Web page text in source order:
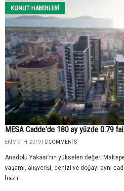
KONUT HABERLERI
MESA Cadde'de 180 ay yüzde 0.79
EKIM 9TH, 2019 | 0 COMMENTS
Anadolu Yakası’nın yükselen değeri
yaşamı, alışverişi, denizi ve doğayı aynı
hazır...